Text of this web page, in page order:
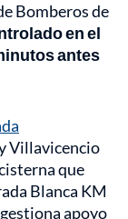
Bomberos de
en el
antes
Villavicencio
que
Blanca KM
gestiona apoyo